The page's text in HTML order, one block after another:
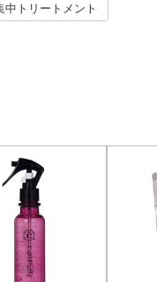
中トリートメント